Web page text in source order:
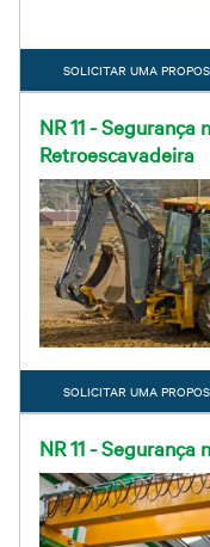
SOLICITAR UMA
NR 11 - Segurança
Retroescavadeira
SOLICITAR UMA
NR 11 -